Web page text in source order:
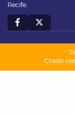
Recife.
Criado